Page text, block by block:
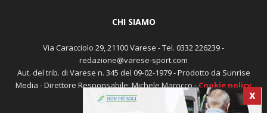
X
redazione@varese-sport.com
Aut. del trib. di Varese n. 345 del 09-02-1979 - Prodotto da Sunrise
Media - Direttore Responsabile: Michele Marocco -Cookie policy
Pubblicità